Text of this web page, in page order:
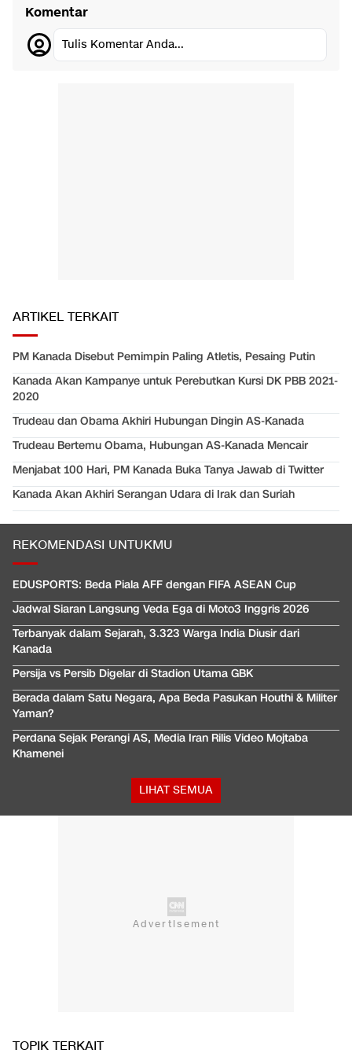
Komentar
Tulis Komentar Anda...
ARTIKEL TERKAIT
PM Kanada Disebut Pemimpin Paling Atletis, Pesaing Putin
Kanada Akan Kampanye untuk Perebutkan Kursi DK PBB 2021-
2020
Trudeau dan Obama Akhiri Hubungan Dingin AS-Kanada
Trudeau Bertemu Obama, Hubungan AS-Kanada Mencair
Menjabat 100 Hari, PM Kanada Buka Tanya Jawab di Twitter
Kanada Akan Akhiri Serangan Udara di Irak dan Suriah
REKOMENDASI UNTUKMU
EDUSPORTS: Beda Piala AFF dengan FIFA ASEAN Cup
Jadwal Siaran Langsung Veda Ega di Moto3 Inggris 2026
Terbanyak dalam Sejarah, 3.323 Warga India Diusir dari
Kanada
Persija vs Persib Digelar di Stadion Utama GBK
Berada dalam Satu Negara, Apa Beda Pasukan Houthi & Militer
Yaman?
Perdana Sejak Perangi AS, Media Iran Rilis Video Mojtaba
Khamenei
LIHAT SEMUA
TOPIK TERKAIT